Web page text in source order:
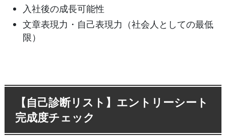
入社後の成長可能性
文章表現力・自己表現力（社会人としての最低
限）
【自己診断リスト】エントリーシート
完成度チェック